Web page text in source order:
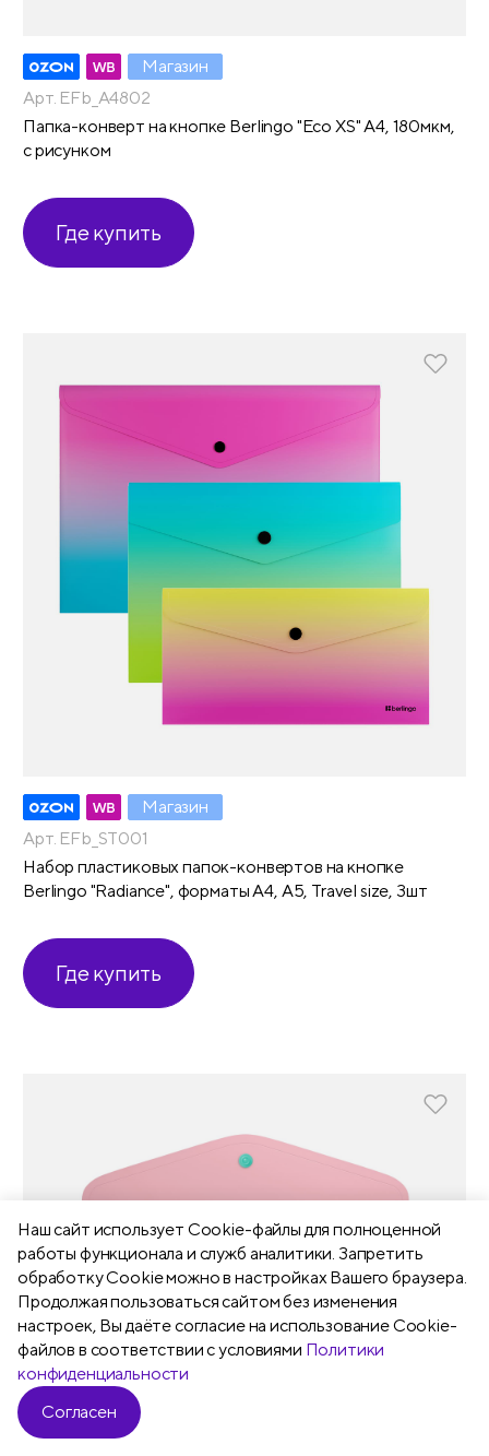
Наш сайт использует Сookie-файлы для полноценной
работы функционала и служб аналитики. Запретить
обработку Cookie можно в настройках Вашего браузера.
Продолжая пользоваться сайтом без изменения
настроек, Вы даёте согласие на использование Cookie-
файлов в соответствии с условиями Политики
конфиденциальности
Согласен
Магазин
Арт. EFb_A4802
Папка-конверт на кнопке Berlingo "Eco XS" А4, 180мкм,
с рисунком
Где купить
Магазин
Арт. EFb_ST001
Набор пластиковых папок-конвертов на кнопке
Berlingo "Radiance", форматы А4, А5, Travel size, 3шт
Где купить